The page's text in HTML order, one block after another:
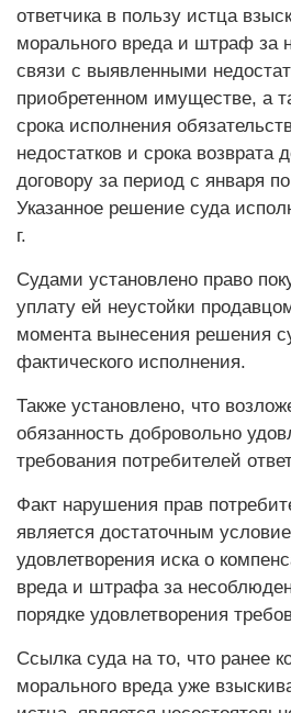
ответчика в пользу истца
морального вреда и штраф за
связи с выявленными
приобретенном имуществе, а
срока исполнения
недостатков и срока возврата
договору за период с января по
Указанное решение суда
г.
Судами установлено право
уплату ей неустойки
момента вынесения решения
фактического исполнения.
Также установлено, что
обязанность добровольно
требования потребителей
Факт нарушения прав
является достаточным
удовлетворения иска о
вреда и штрафа за
порядке удовлетворения
Ссылка суда на то, что ранее
морального вреда уже